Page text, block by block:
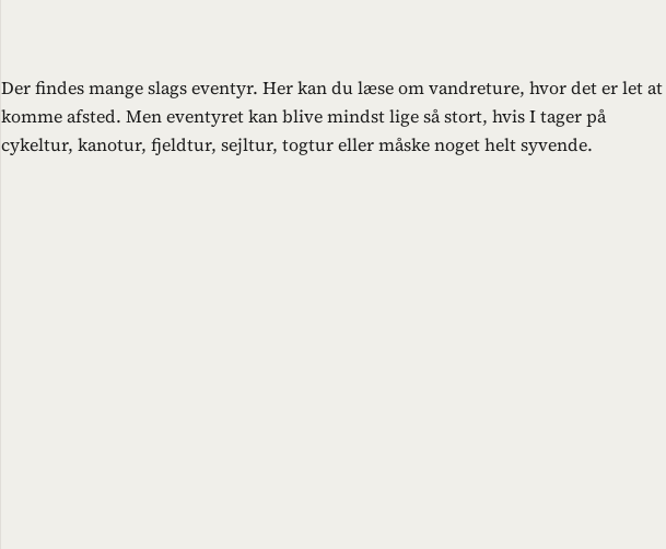
Der findes mange slags eventyr. Her kan du læse om vandreture, hvor det er let at
komme afsted. Men eventyret kan blive mindst lige så stort, hvis I tager på
cykeltur, kanotur, fjeldtur, sejltur, togtur eller måske noget helt syvende.